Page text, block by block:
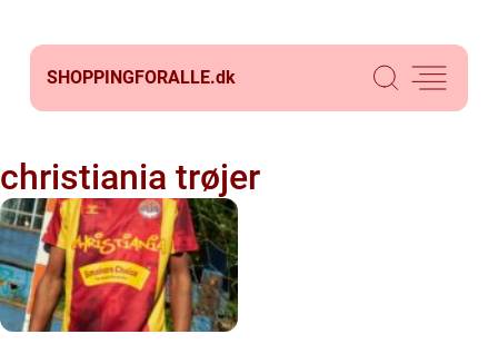
SHOPPINGFORALLE.dk
christiania trøjer